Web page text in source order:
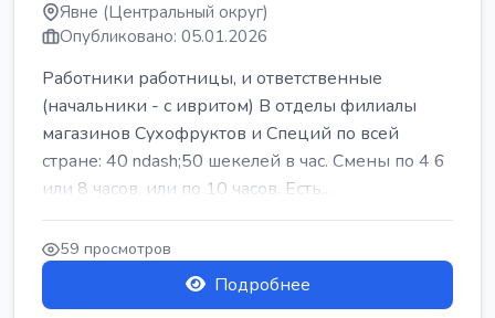
Явне (Центральный округ)
Опубликовано: 05.01.2026
Работники работницы, и ответственные
(начальники - с ивритом) В отделы филиалы
магазинов Сухофруктов и Специй по всей
стране: 40 ndash;50 шекелей в час. Смены по 4 6
или 8 часов, или по 10 часов. Есть...
59 просмотров
Подробнее